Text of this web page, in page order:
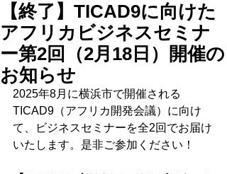
【終了】TICAD9に向けた
アフリカビジネスセミナ
ー第2回（2月18日）開催の
お知らせ
2025年8月に横浜市で開催される
TICAD9（アフリカ開発会議）に向け
て、ビジネスセミナーを全2回でお届け
いたします。是非ご参加ください！